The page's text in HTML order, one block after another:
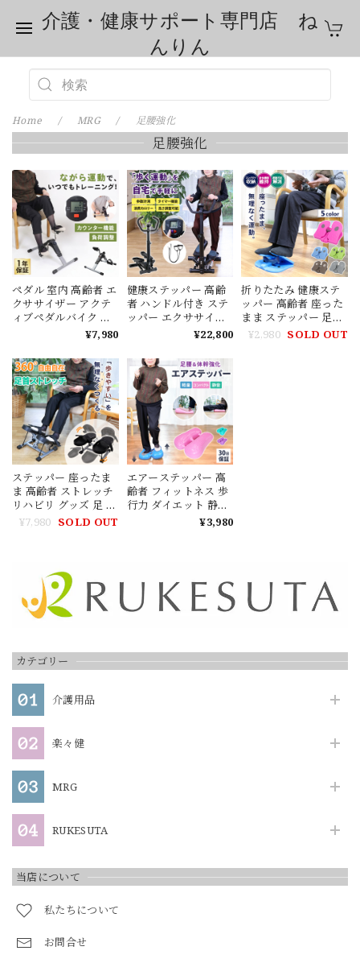
介護・健康サポート専門店 ね
んりん
カテゴリー
介護用品
楽々健
MRG
RUKESUTA
当店について
私たちについて
お問合せ
Home MRG 足腰強化
足腰強化
ペダル 室内 高齢者 エ
クササイザー アクテ
ィブペダルバイク 介
護用ペダル運動器 介
護用運動器 ダイエッ
ト インナーマッスル
腹筋 背筋 下半身 省ス
ペース リハビリ おう
ち時間 介護予防 運動
不足解消
¥7,980
健康ステッパー 高齢
者 ハンドル付き ステ
ッパー エクササイズ
マシン ダイエット 室
内 有酸素運動 ながら
運動 フィットネス ト
レーニング 踏み台運
動 介護予防 予防運動
健康器具 プレゼント
リハビリ 体操 ストレ
ッチ
¥22,800
折りたたみ 健康ステ
ッパー 高齢者 座った
まま ステッパー 足ふ
み 介護予防 運動器具
¥2,980 SOLD OUT
ステッパー 座ったま
ま 高齢者 ストレッチ
リハビリ グッズ 足 健
康器具 トレーニング
敬老 ギフト 介護 腰
コンパクト 軽量 筋ト
レ むくみ 対策 転倒予
防 筋力 介護予防
¥7,980 SOLD OUT
エアーステッパー 高
齢者 フィットネス 歩
行力 ダイエット 静音
バランスディスク バ
踏み 運動 コンパクト
有酸素運動 介護予防
¥3,980